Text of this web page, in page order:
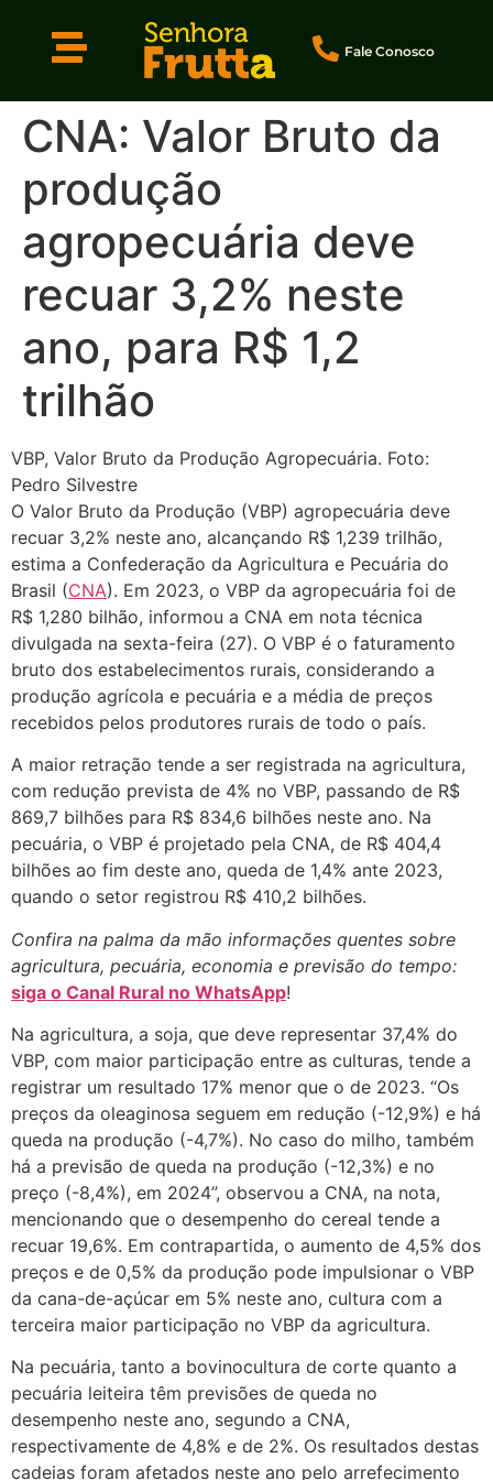
Fale Conosco
CNA: Valor Bruto da
produção
agropecuária deve
recuar 3,2% neste
ano, para R$ 1,2
trilhão
VBP, Valor Bruto da Produção Agropecuária. Foto:
Pedro Silvestre
O Valor Bruto da Produção (VBP) agropecuária deve
recuar 3,2% neste ano, alcançando R$ 1,239 trilhão,
estima a Confederação da Agricultura e Pecuária do
Brasil (CNA). Em 2023, o VBP da agropecuária foi de
R$ 1,280 bilhão, informou a CNA em nota técnica
divulgada na sexta-feira (27). O VBP é o faturamento
bruto dos estabelecimentos rurais, considerando a
produção agrícola e pecuária e a média de preços
recebidos pelos produtores rurais de todo o país.
A maior retração tende a ser registrada na agricultura,
com redução prevista de 4% no VBP, passando de R$
869,7 bilhões para R$ 834,6 bilhões neste ano. Na
pecuária, o VBP é projetado pela CNA, de R$ 404,4
bilhões ao fim deste ano, queda de 1,4% ante 2023,
quando o setor registrou R$ 410,2 bilhões.
Confira na palma da mão informações quentes sobre
agricultura, pecuária, economia e previsão do tempo:
siga o Canal Rural no WhatsApp!
Na agricultura, a soja, que deve representar 37,4% do
VBP, com maior participação entre as culturas, tende a
registrar um resultado 17% menor que o de 2023. “Os
preços da oleaginosa seguem em redução (-12,9%) e há
queda na produção (-4,7%). No caso do milho, também
há a previsão de queda na produção (-12,3%) e no
preço (-8,4%), em 2024”, observou a CNA, na nota,
mencionando que o desempenho do cereal tende a
recuar 19,6%. Em contrapartida, o aumento de 4,5% dos
preços e de 0,5% da produção pode impulsionar o VBP
da cana-de-açúcar em 5% neste ano, cultura com a
terceira maior participação no VBP da agricultura.
Na pecuária, tanto a bovinocultura de corte quanto a
pecuária leiteira têm previsões de queda no
desempenho neste ano, segundo a CNA,
respectivamente de 4,8% e de 2%. Os resultados destas
cadeias foram afetados neste ano pelo arrefecimento